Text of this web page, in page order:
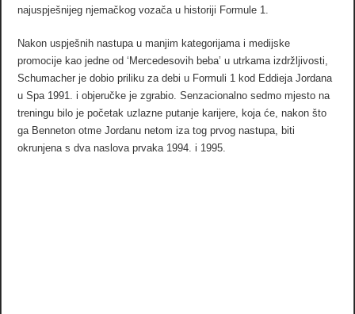
najuspješnijeg njemačkog vozača u historiji Formule 1.
Nakon uspješnih nastupa u manjim kategorijama i medijske
promocije kao jedne od ‘Mercedesovih beba’ u utrkama izdržljivosti,
Schumacher je dobio priliku za debi u Formuli 1 kod Eddieja Jordana
u Spa 1991. i objeručke je zgrabio. Senzacionalno sedmo mjesto na
treningu bilo je početak uzlazne putanje karijere, koja će, nakon što
ga Benneton otme Jordanu netom iza tog prvog nastupa, biti
okrunjena s dva naslova prvaka 1994. i 1995.